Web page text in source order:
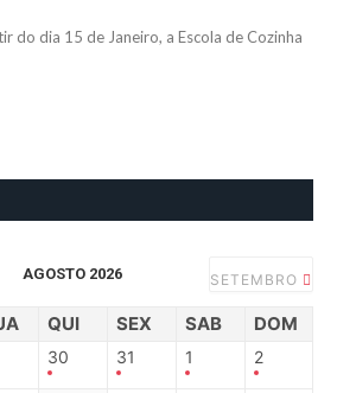
do dia 15 de Janeiro, a Escola de Cozinha
AGOSTO 2026 SETEMBRO
QUI SEX SAB DOM
30 31 1 2